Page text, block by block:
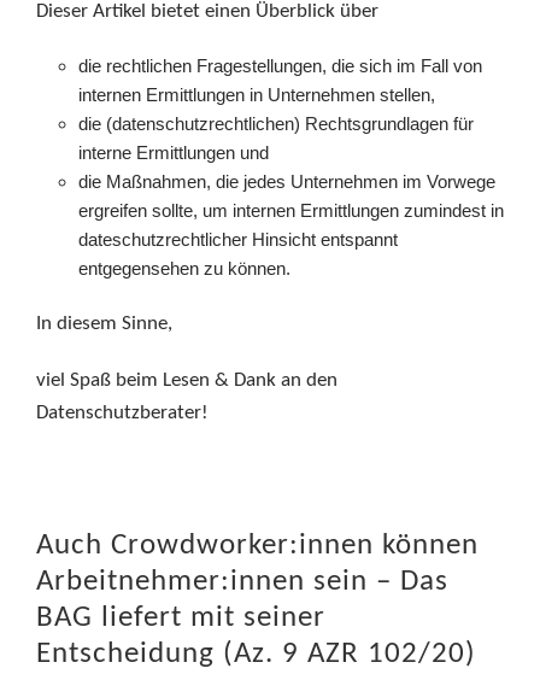
Dieser Artikel bietet einen Überblick über
die rechtlichen Fragestellungen, die sich im Fall von
internen Ermittlungen in Unternehmen stellen,
die (datenschutzrechtlichen) Rechtsgrundlagen für
interne Ermittlungen und
die Maßnahmen, die jedes Unternehmen im Vorwege
ergreifen sollte, um internen Ermittlungen zumindest in
dateschutzrechtlicher Hinsicht entspannt
entgegensehen zu können.
In diesem Sinne,
viel Spaß beim Lesen & Dank an den
Datenschutzberater!
Auch Crowdworker:innen können
Arbeitnehmer:innen sein – Das
BAG liefert mit seiner
Entscheidung (Az. 9 AZR 102/20)